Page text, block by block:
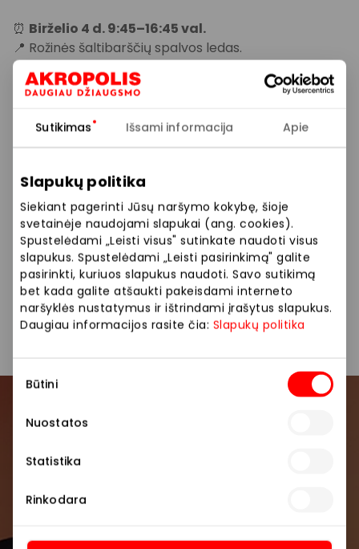
Sutikimas Išsami informacija Apie
Slapukų politika
Siekiant pagerinti Jūsų naršymo kokybę, šioje
svetainėje naudojami slapukai (ang. cookies).
Spustelėdami „Leisti visus" sutinkate naudoti visus
slapukus. Spustelėdami „Leisti pasirinkimą" galite
pasirinkti, kuriuos slapukus naudoti. Savo sutikimą
bet kada galite atšaukti pakeisdami interneto
naršyklės nustatymus ir ištrindami įrašytus slapukus.
Daugiau informacijos rasite čia: Slapukų politika
Sutikimo
pasirinkimas
Būtini
Nuostatos
Statistika
Rinkodara
⏰ Birželio 4 d. 9:45–16:45 val.
📍 Rožinės šaltibarščių spalvos ledas.
Ledo čiuožimo sesijų laikus peržiūrėk čia:
ledas-vilniuje/
Nuotraukoje ir (ar) vaizdo įraše gali būti užfiksuotas
Jūsų (Jūsų vaiko) atvaizdas, kurį PPC AKROPOLIS gali
naudoti viešai komunikacijai, įskaitant paskelbti
AKROPOLIS interneto svetainėje, socialinių tinklų
paskyrose ir/ar kituose viešuose pranešimuose.
Daugiau apie asmens duomenų tvarkymą
www.akropolis.lt
Prisijunkite prie mūsų
renginius ir naujausią informaciją iš AKROPOLIS